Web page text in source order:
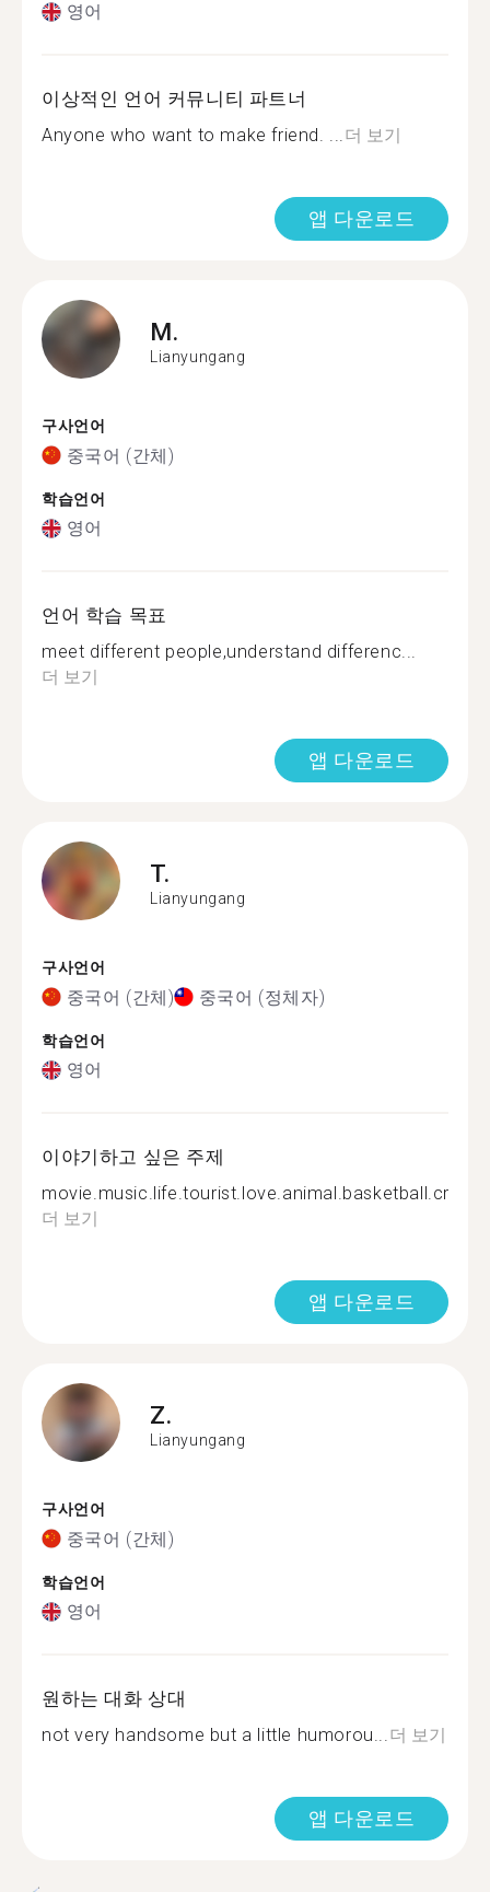
영어
이상적인 언어 커뮤니티 파트너
Anyone who want to make friend. ...더 보기
앱 다운로드
M.
Lianyungang
구사언어
중국어 (간체)
학습언어
영어
언어 학습 목표
meet different people,understand differenc...
더 보기
앱 다운로드
T.
Lianyungang
구사언어
중국어 (간체) 중국어 (정체자)
학습언어
영어
이야기하고 싶은 주제
더 보기
앱 다운로드
Z.
Lianyungang
구사언어
중국어 (간체)
학습언어
영어
원하는 대화 상대
not very handsome but a little humorou...더 보기
앱 다운로드